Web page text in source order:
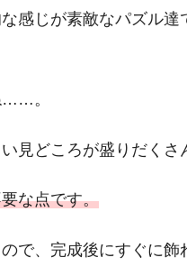
感じが素敵なパズル達
……。
見どころが盛りだくさ
な点です。
で、完成後にすぐに飾